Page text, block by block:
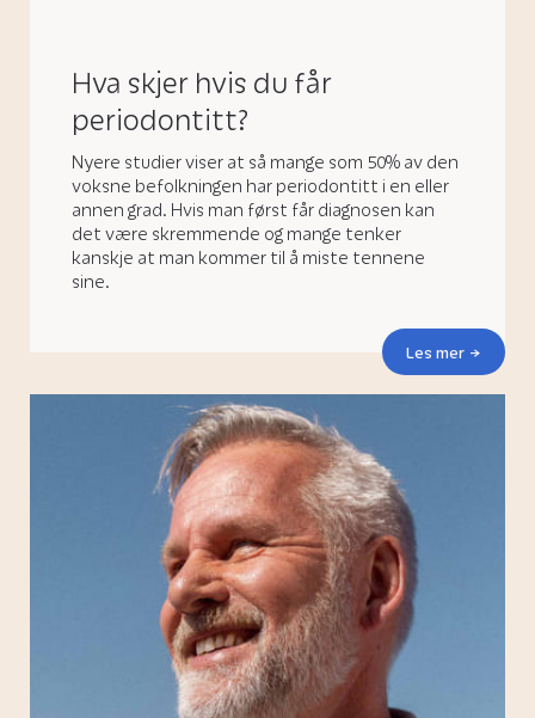
Hva skjer hvis du får
periodontitt?
Nyere studier viser at så mange som 50% av den
voksne befolkningen har periodontitt i en eller
annen grad. Hvis man først får diagnosen kan
det være skremmende og mange tenker
kanskje at man kommer til å miste tennene
sine.
Les mer